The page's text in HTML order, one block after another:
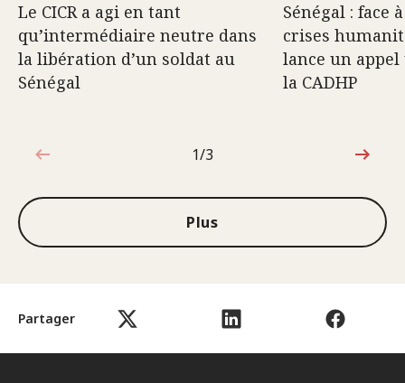
Partager
Le CICR a agi en tant
qu’intermédiaire neutre dans
la libération d’un soldat au
Sénégal
Sénégal : face
crises
lance un
la CADHP
1sur3
1/3
Plus